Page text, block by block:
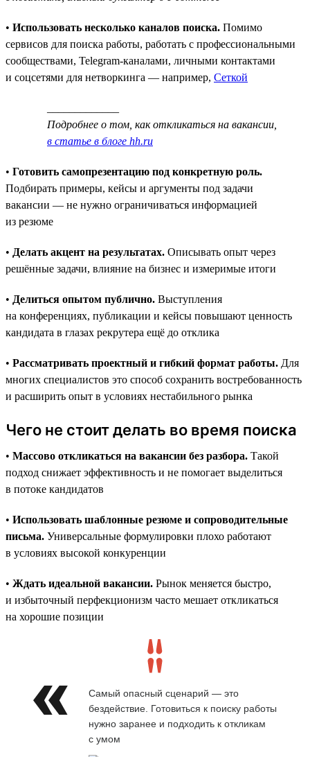
• Использовать несколько каналов поиска. Помимо
сервисов для поиска работы, работать с профессиональными
сообществами, Telegram-каналами, личными контактами
и соцсетями для нетворкинга — например, Сеткой
Подробнее о том, как откликаться на вакансии,
в статье в блоге hh.ru
• Готовить самопрезентацию под конкретную роль.
Подбирать примеры, кейсы и аргументы под задачи
вакансии — не нужно ограничиваться информацией
из резюме
• Делать акцент на результатах. Описывать опыт через
решённые задачи, влияние на бизнес и измеримые итоги
• Делиться опытом публично. Выступления
на конференциях, публикации и кейсы повышают ценность
кандидата в глазах рекрутера ещё до отклика
• Рассматривать проектный и гибкий формат работы. Для
многих специалистов это способ сохранить востребованность
и расширить опыт в условиях нестабильного рынка
Чего не стоит делать во время поиска
• Массово откликаться на вакансии без разбора. Такой
подход снижает эффективность и не помогает выделиться
в потоке кандидатов
• Использовать шаблонные резюме и сопроводительные
письма. Универсальные формулировки плохо работают
в условиях высокой конкуренции
• Ждать идеальной вакансии. Рынок меняется быстро,
и избыточный перфекционизм часто мешает откликаться
на хорошие позиции
Самый опасный сценарий — это
бездействие. Готовиться к поиску работы
нужно заранее и подходить к откликам
с умом